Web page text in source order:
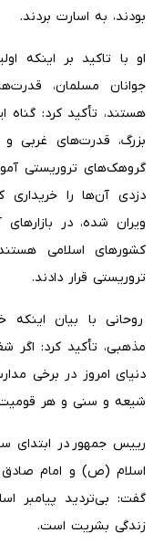
بودند، به اسارت بردند.
او با تاکید بر اینکه
جوانان مسلمان،
هستند، تأکید کرد: گناه
بزرگ، قدرت‌های غربی و
گروهک‌های تروریستی
دزدی آن‌ها را خریداری
ویران شده، در
کشورهای اسلامی
تروریستی قرار دادند.
روحانی با بیان
مذهبی، تأکید کرد: اگر
دنیای امروز در برخی
شیعه و سنی و هر قومیت
رییس‌ جمهور در ابتدای
اسلام (ص) و امام
گفت: بی‌تردید پیامبر
زندگی بشریت است.